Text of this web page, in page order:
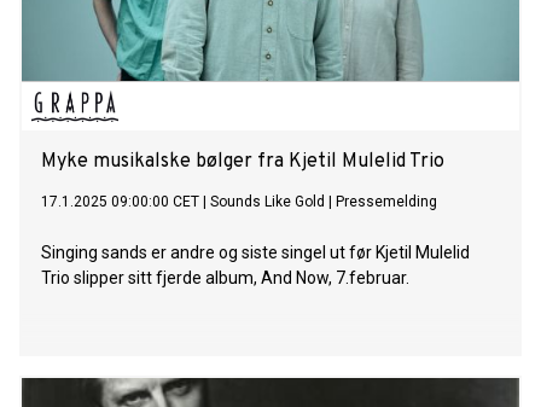
Myke musikalske bølger fra Kjetil Mulelid Trio
17.1.2025 09:00:00 CET Sounds Like Gold Pressemelding
Singing sands er andre og siste singel ut før Kjetil Mulelid
Trio slipper sitt fjerde album, And Now, 7.februar.